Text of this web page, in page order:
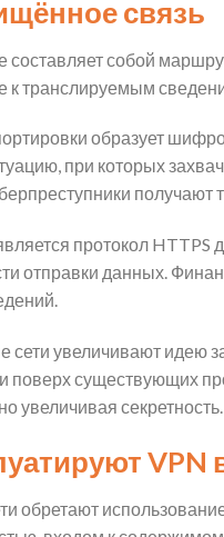
связь
собой
к транслируемым
образует
при которых
протокол HTTPS
отправки данных.
увеличивают идею
поверх существующих
увеличивая секретность.
обретают